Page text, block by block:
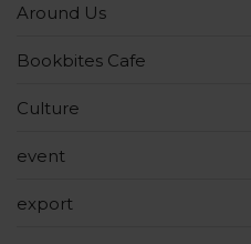
Around Us
Bookbites Cafe
Culture
event
export